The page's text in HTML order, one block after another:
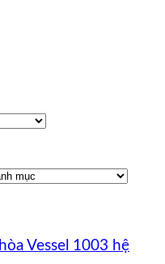
Vessel 1003 hệ